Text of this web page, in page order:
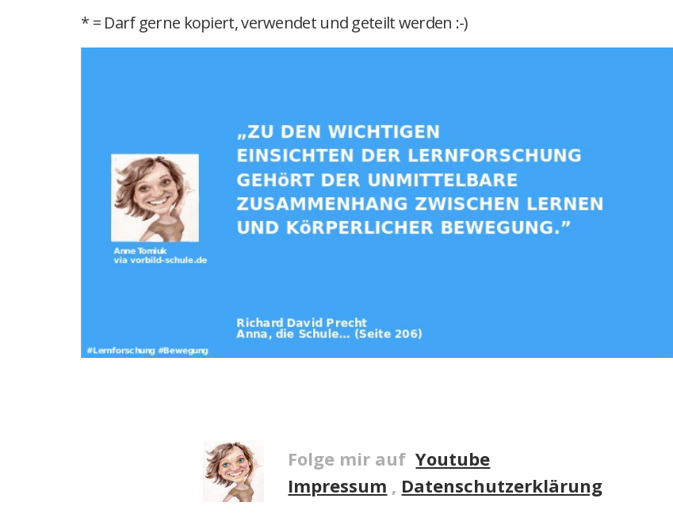
* = Darf gerne kopiert, verwendet und geteilt werden :-)
Folge mir auf Youtube
Impressum , Datenschutzerklärung